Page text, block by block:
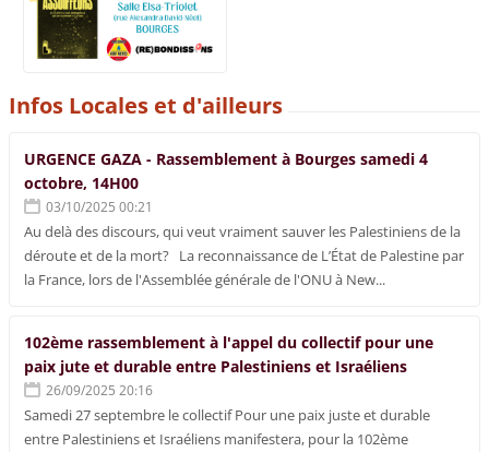
Infos Locales et d'ailleurs
URGENCE GAZA - Rassemblement à Bourges samedi 4
octobre, 14H00
03/10/2025 00:21
Au delà des discours, qui veut vraiment sauver les Palestiniens de la
déroute et de la mort? La reconnaissance de L’État de Palestine par
la France, lors de l'Assemblée générale de l'ONU à New...
102ème rassemblement à l'appel du collectif pour une
paix jute et durable entre Palestiniens et Israéliens
26/09/2025 20:16
Samedi 27 septembre le collectif Pour une paix juste et durable
entre Palestiniens et Israéliens manifestera, pour la 102ème